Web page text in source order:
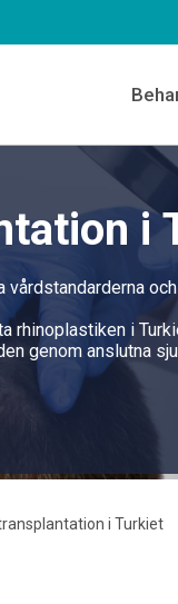
i
rhinoplastiken i
genom anslutna
i Turkiet